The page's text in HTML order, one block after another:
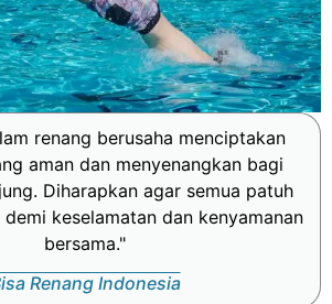
renang berusaha menciptakan
aman dan menyenangkan bagi
Diharapkan agar semua patuh
keselamatan dan kenyamanan
bersama."
Renang Indonesia